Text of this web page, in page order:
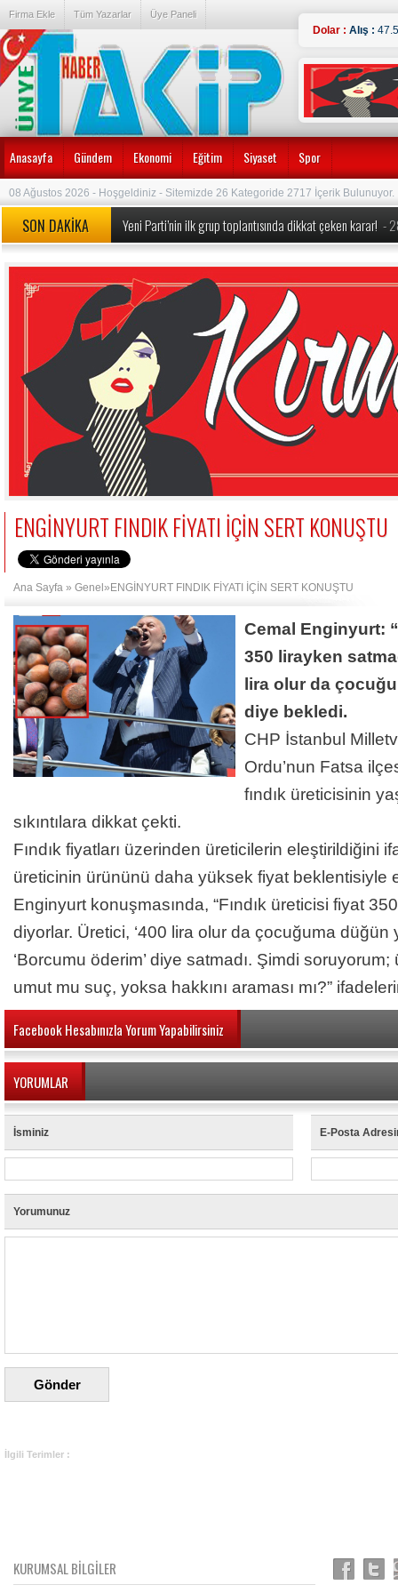
Firma Ekle Tüm Yazarlar Üye Paneli
Dolar : Alış :
Anasayfa Gündem Ekonomi Eğitim Siyaset Spor
08 Ağustos 2026 - Hoşgeldiniz - Sitemizde 26 Kategoride 2717 İçerik Bulunuyor.
SON DAKİKA Yeni Parti’nin ilk grup toplantısında dikkat çeken karar! -
MEB’den okullarda köklü değişiklik! Yeni dönem kuralları
Özgür Özel’e yeni görev: Yeni Parti’nin Kurucu Genel
Özgür Özel ve 90 Milletvekili CHP’den İstifa Etti:-
Erdoğan duyurmuştu, Bakan Şimşek detayları açıkladı ‘1
ENGİNYURT FINDIK FİYATI İÇİN SERT KONUŞTU
Ana Sayfa » Genel »ENGİNYURT FINDIK FİYATI İÇİN SERT KONUŞTU
Cemal Enginyurt:
350 lirayken
lira olur da
diye bekledi.
CHP İstanbul
Ordu’nun Fatsa
fındık üreticisinin
sıkıntılara dikkat çekti.
Fındık fiyatları üzerinden üreticilerin eleştirildiğini
üreticinin ürününü daha yüksek fiyat beklentisiyle
Enginyurt konuşmasında, “Fındık üreticisi fiyat
diyorlar. Üretici, ‘400 lira olur da çocuğuma düğün
‘Borcumu öderim’ diye satmadı. Şimdi
umut mu suç, yoksa hakkını araması mı?”
Facebook Hesabınızla Yorum Yapabilirsiniz
YORUMLAR
İsminiz E-Posta
Yorumunuz
İlgili Terimler :
KURUMSAL BİLGİLER